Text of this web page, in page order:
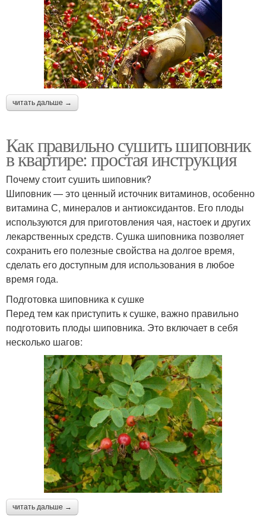
читать дальше →
Как правильно сушить шиповник
в квартире: простая инструкция
Почему стоит сушить шиповник?
Шиповник — это ценный источник витаминов, особенно
витамина С, минералов и антиоксидантов. Его плоды
используются для приготовления чая, настоек и других
лекарственных средств. Сушка шиповника позволяет
сохранить его полезные свойства на долгое время,
сделать его доступным для использования в любое
время года.
Подготовка шиповника к сушке
Перед тем как приступить к сушке, важно правильно
подготовить плоды шиповника. Это включает в себя
несколько шагов:
читать дальше →